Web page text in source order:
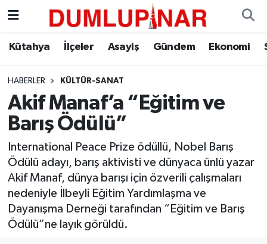
Kütahya İlçeler Asayiş Gündem Ekonomi
HABERLER KÜLTÜR-SANAT
Akif Manaf’a “Eğitim ve
Barış Ödülü”
International Peace Prize ödüllü, Nobel Barış
Ödülü adayı, barış aktivisti ve dünyaca ünlü yazar
Akif Manaf, dünya barışı için özverili çalışmaları
nedeniyle İlbeyli Eğitim Yardımlaşma ve
Dayanışma Derneği tarafından “Eğitim ve Barış
Ödülü”ne layık görüldü.
Asayiş
Diğer
Dünya
Eğitim
Ekonomi
Eleman
Emlak
Kütahya Hava Durumu
Kütahya Trafik Yoğunluk Haritası
Süper Lig Puan Durumu ve Fikstür
Tüm Manşetler
Son Dakika Haberleri
Haber Arşivi